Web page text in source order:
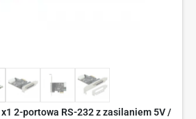
x1 2-portowa RS-232 z zasilaniem 5V /